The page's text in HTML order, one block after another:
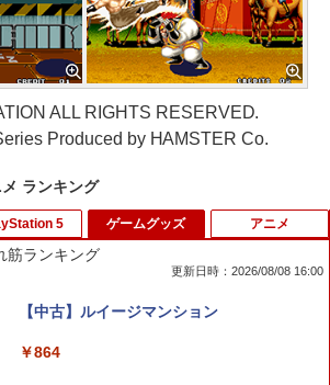
ALL RIGHTS RESERVED.
Produced by HAMSTER Co.
ランキング
任天堂 【Switch2】ゼノブレイド ディフ
witch 2 Edition [NXS-P-AUBQB NSW2
5
PS5コントローラー用シリコンケース Pl
ステ5用 シリコンカバー コントローラー
ゲームグッズ
筋ランキング
更新日時：2026/08/08 16:00
【中古】ルイージマンション
￥864
アニメ